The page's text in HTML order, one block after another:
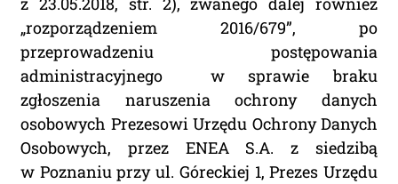
„rozporządzeniem 2016/679”, po
przeprowadzeniu postępowania
administracyjnego w sprawie braku
zgłoszenia naruszenia ochrony danych
osobowych Prezesowi Urzędu Ochrony Danych
Osobowych, przez ENEA S.A. z siedzibą
w Poznaniu przy ul. Góreckiej 1, Prezes Urzędu